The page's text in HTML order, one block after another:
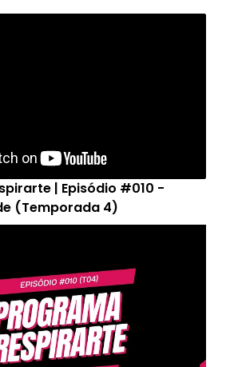
| Episódio #010 -
(Temporada 4)